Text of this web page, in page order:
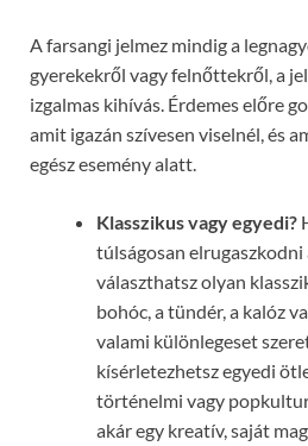
A farsangi jelmez mindig a
gyerekekről vagy felnőttekről, a
izgalmas kihívás. Érdemes előre
amit igazán szívesen viselnél, és
egész esemény alatt.
Klasszikus vagy egyedi?
túlságosan
választhatsz olyan
bohóc, a tündér, a kalóz
valami különlegeset
kísérletezhetsz egyedi
történelmi vagy
akár egy kreatív, saját